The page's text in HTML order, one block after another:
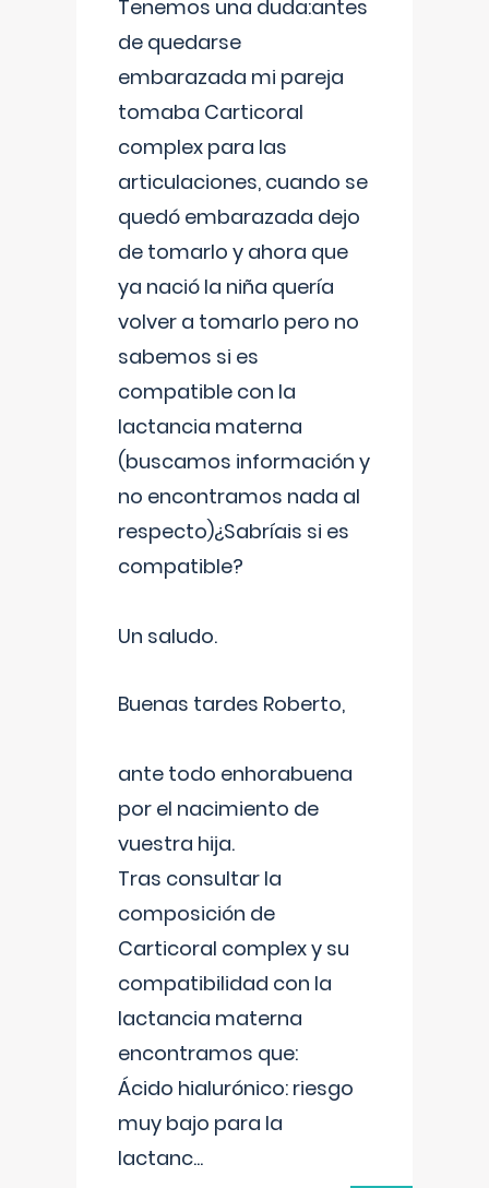
Tenemos una duda:antes
de quedarse
embarazada mi pareja
tomaba Carticoral
complex para las
articulaciones, cuando se
quedó embarazada dejo
de tomarlo y ahora que
ya nació la niña quería
volver a tomarlo pero no
sabemos si es
compatible con la
lactancia materna
(buscamos información y
no encontramos nada al
respecto)¿Sabríais si es
compatible?
Un saludo.
Buenas tardes Roberto,
ante todo enhorabuena
por el nacimiento de
vuestra hija.
Tras consultar la
composición de
Carticoral complex y su
compatibilidad con la
lactancia materna
encontramos que:
Ácido hialurónico: riesgo
muy bajo para la
lactanc...